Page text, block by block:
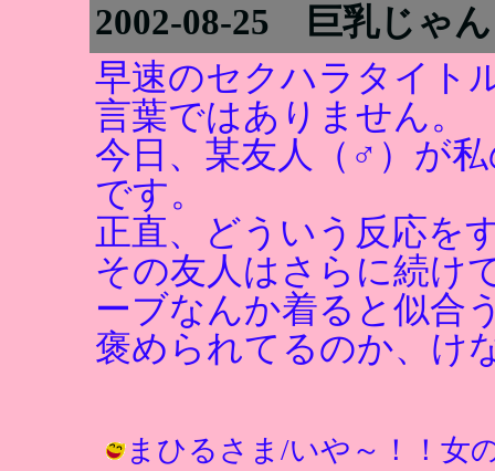
2002-08-25 巨乳じゃ
早速のセクハラタイト
言葉ではありません。
今日、某友人（♂）が
です。
正直、どういう反応を
その友人はさらに続け
ーブなんか着ると似合
褒められてるのか、け
まひるさま/いや～！！女